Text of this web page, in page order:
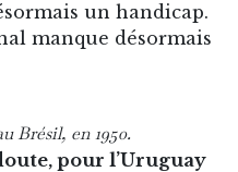
un handicap.
manque désormais
Brésil, en 1950.
pour l’Uruguay